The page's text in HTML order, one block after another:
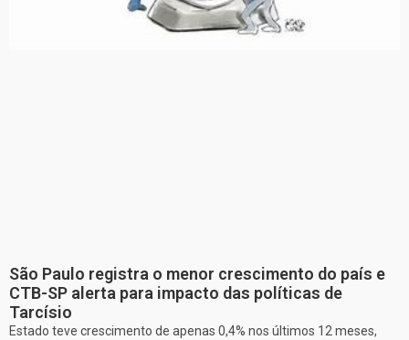
São Paulo registra o menor crescimento do país e
CTB-SP alerta para impacto das políticas de
Tarcísio
Estado teve crescimento de apenas 0,4% nos últimos 12 meses,